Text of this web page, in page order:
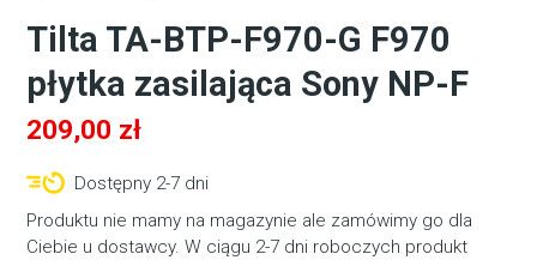
Tilta TA-BTP-F970-G F970
płytka zasilająca Sony NP-F
209,00 zł
Dostępny 2-7 dni
Produktu nie mamy na magazynie ale zamówimy go dla
Ciebie u dostawcy. W ciągu 2-7 dni roboczych produkt